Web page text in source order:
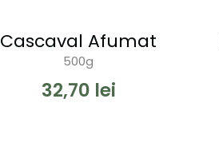
Cascaval Afumat
500g
32,70 lei